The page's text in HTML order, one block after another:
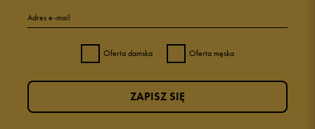
Adres e-mail
Oferta damska Oferta męska
ZAPISZ SIĘ